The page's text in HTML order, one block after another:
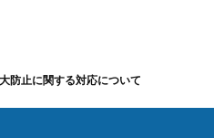
防止に関する対応について